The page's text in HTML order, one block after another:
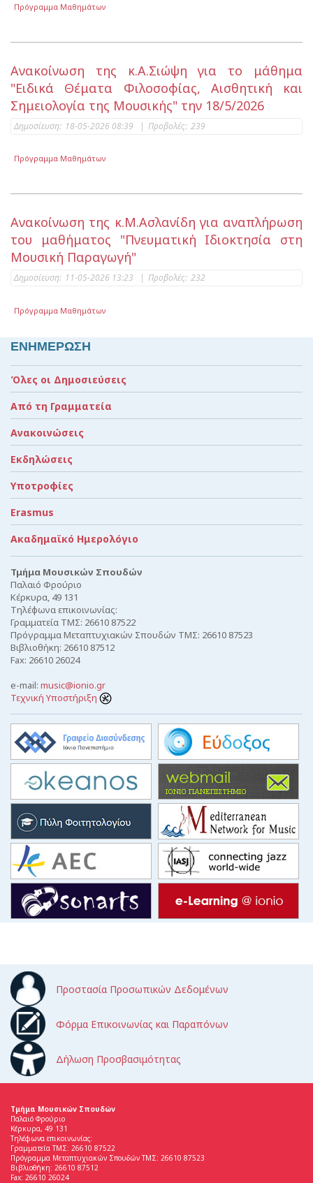
Πρόγραμμα Μαθημάτων
Ανακοίνωση της κ.Α.Σιώψη για το μάθημα
"Ειδικά Θέματα Φιλοσοφίας, Αισθητική και
Σημειολογία της Μουσικής" την 18/5/2026
Δημοσίευση: 18-05-2026 08:39 | Προβολές: 239
Πρόγραμμα Μαθημάτων
Ανακοίνωση της κ.Μ.Ασλανίδη για αναπλήρωση
του μαθήματος "Πνευματική Ιδιοκτησία στη
Μουσική Παραγωγή"
Δημοσίευση: 11-05-2026 13:23 | Προβολές: 232
Πρόγραμμα Μαθημάτων
ΕΝΗΜΕΡΩΣΗ
Όλες οι Δημοσιεύσεις
Από τη Γραμματεία
Ανακοινώσεις
Εκδηλώσεις
Υποτροφίες
Erasmus
Ακαδημαϊκό Ημερολόγιο
Τμήμα Μουσικών Σπουδών
Παλαιό Φρούριο
Κέρκυρα, 49 131
Τηλέφωνα επικοινωνίας:
Γραμματεία ΤΜΣ: 26610 87522
Πρόγραμμα Μεταπτυχιακών Σπουδών ΤΜΣ: 26610 87523
Βιβλιοθήκη: 26610 87512
Fax: 26610 26024
e-mail: music@ionio.gr
Τεχνική Υποστήριξη
Προστασία Προσωπικών Δεδομένων
Φόρμα Επικοινωνίας και Παραπόνων
Δήλωση Προσβασιμότητας
Τμήμα Μουσικών Σπουδών
Παλαιό Φρούριο
Κέρκυρα, 49 131
Τηλέφωνα επικοινωνίας:
Γραμματεία ΤΜΣ: 26610 87522
Πρόγραμμα Μεταπτυχιακών Σπουδών ΤΜΣ: 26610 87523
Βιβλιοθήκη: 26610 87512
Fax: 26610 26024